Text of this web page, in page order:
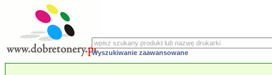
Wyszukiwanie zaawansowane